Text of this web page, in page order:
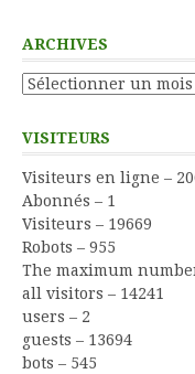
ARCHIVES
Archives
VISITEURS
Visiteurs en ligne –
Abonnés – 1
Visiteurs – 19669
Robots – 955
The maximum
all visitors – 14241
users – 2
guests – 13694
bots – 545